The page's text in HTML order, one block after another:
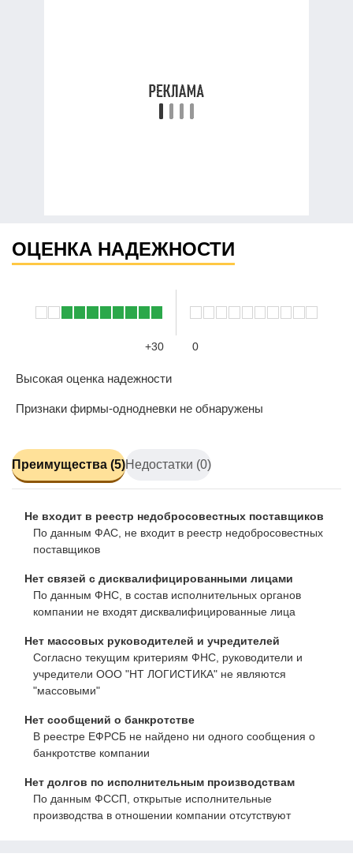
ОЦЕНКА НАДЕЖНОСТИ
+30 0
Высокая оценка надежности
Признаки фирмы-однодневки не обнаружены
Преимущества (5)Недостатки (0)
Не входит в реестр недобросовестных поставщиков
По данным ФАС, не входит в реестр недобросовестных
поставщиков
Нет связей с дисквалифицированными лицами
По данным ФНС, в состав исполнительных органов
компании не входят дисквалифицированные лица
Нет массовых руководителей и учредителей
Согласно текущим критериям ФНС, руководители и
учредители ООО "НТ ЛОГИСТИКА" не являются
"массовыми"
Нет сообщений о банкротстве
В реестре ЕФРСБ не найдено ни одного сообщения о
банкротстве компании
Нет долгов по исполнительным производствам
По данным ФССП, открытые исполнительные
производства в отношении компании отсутствуют